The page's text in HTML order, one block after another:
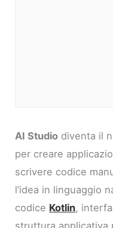
AI Studio diventa il
per creare
scrivere codice
l’idea in linguaggio
codice Kotlin,